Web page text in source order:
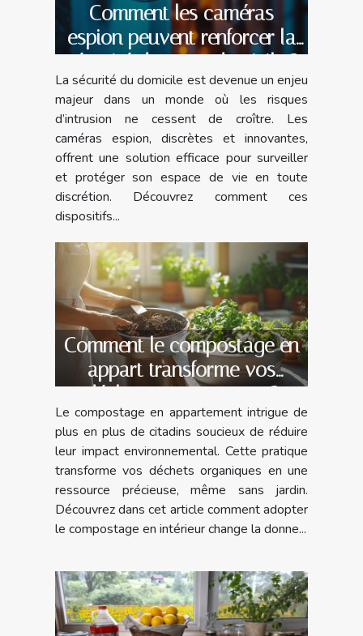
Comment les caméras
espion peuvent renforcer la
sécurité de votre domicile ?
La sécurité du domicile est devenue un enjeu
majeur dans un monde où les risques
d’intrusion ne cessent de croître. Les
caméras espion, discrètes et innovantes,
offrent une solution efficace pour surveiller
et protéger son espace de vie en toute
discrétion. Découvrez comment ces
dispositifs...
Comment le compostage en
appart transforme vos
déchets en ressource ?
Le compostage en appartement intrigue de
plus en plus de citadins soucieux de réduire
leur impact environnemental. Cette pratique
transforme vos déchets organiques en une
ressource précieuse, même sans jardin.
Découvrez dans cet article comment adopter
le compostage en intérieur change la donne...